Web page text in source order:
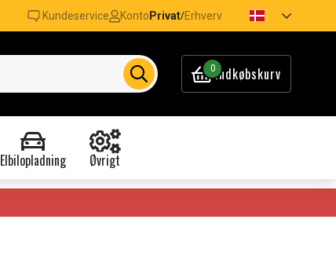
Kundeservice Konto Privat/Erhverv
0Indkøbskurv
Elbilopladning Øvrigt